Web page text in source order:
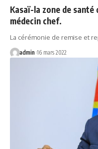
Kasaï-la zone de santé
médecin chef.
La cérémonie de remise et
admin 16 mars 2022